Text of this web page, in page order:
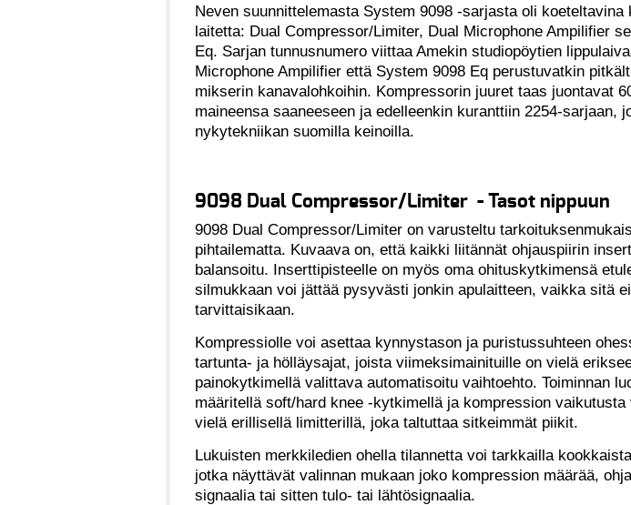
Neven suunnittelemasta System 9098 -sarjasta oli koeteltavina
laitetta: Dual Compressor/Limiter, Dual Microphone Ampilifier
Eq. Sarjan tunnusnumero viittaa Amekin studiopöytien
Microphone Ampilifier että System 9098 Eq perustuvatkin
mikserin kanavalohkoihin. Kompressorin juuret taas juontavat
maineensa saaneeseen ja edelleenkin kuranttiin 2254-sarjaan,
nykytekniikan suomilla keinoilla.
9098 Dual Compressor/Limiter - Tasot nippuun
9098 Dual Compressor/Limiter on varusteltu
pihtailematta. Kuvaava on, että kaikki liitännät ohjauspiirin
balansoitu. Inserttipisteelle on myös oma ohituskytkimensä
silmukkaan voi jättää pysyvästi jonkin apulaitteen, vaikka sitä
tarvittaisikaan.
Kompressiolle voi asettaa kynnystason ja puristussuhteen
tartunta- ja hölläysajat, joista viimeksimainituille on vielä
painokytkimellä valittava automatisoitu vaihtoehto. Toiminnan
määritellä soft/hard knee -kytkimellä ja kompression vaikutusta
vielä erillisellä limitterillä, joka taltuttaa sitkeimmät piikit.
Lukuisten merkkiledien ohella tilannetta voi tarkkailla
jotka näyttävät valinnan mukaan joko kompression määrää,
signaalia tai sitten tulo- tai lähtösignaalia.